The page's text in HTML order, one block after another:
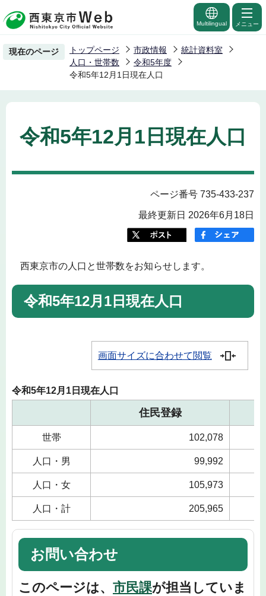
の
ー
の
先
Multilingual メニュー
現在のページ トップページ 市政情報
統計資料室
人口・世帯数
令和5年度
令和5年12月1日現在人口
令和5年12月1日現在人口
ページ番号 735-433-237
最終更新日 2026年6月18日
西東京市の人口と世帯数をお知らせします。
令和5年12月1日現在人口
画面サイズに合わせて閲覧
令和5年12月1日現在人口
住民登録
世帯 102,078
人口・男 99,992
人口・女 105,973
人口・計 205,965
お問い合わせ
このページは、 市民課が担当していま